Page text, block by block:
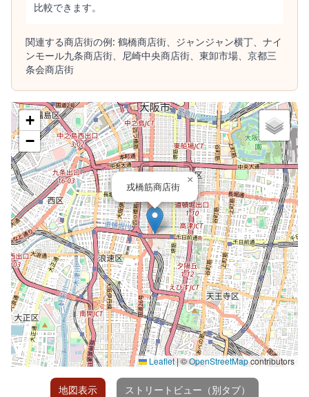
比較できます。
関連する商店街の例: 鶴橋商店街、 ジャンジャン横丁、 ナイ
ンモール九条商店街、 尼崎中央商店街、 東卸市場、 京都三
条会商店街
戎橋筋商店街
×
+
−
Leaflet|©OpenStreetMapcontributors
地図表示 ストリートビュー（別タブ）